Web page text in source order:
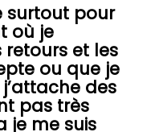
surtout pour
où je
et les
ou que je
des
pas très
je me suis